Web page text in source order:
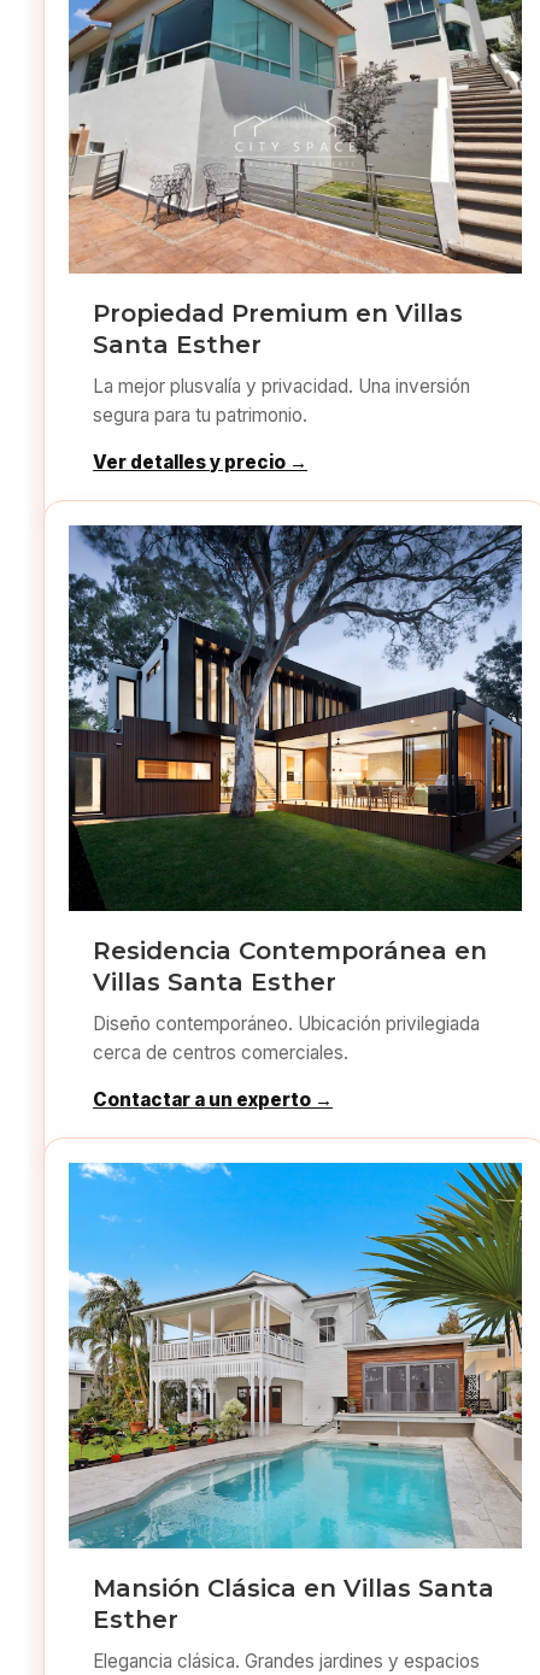
Propiedad Premium en Villas
Santa Esther
La mejor plusvalía y privacidad. Una inversión
segura para tu patrimonio.
Ver detalles y precio →
Residencia Contemporánea en
Villas Santa Esther
Diseño contemporáneo. Ubicación privilegiada
cerca de centros comerciales.
Contactar a un experto →
Mansión Clásica en Villas Santa
Esther
Elegancia clásica. Grandes jardines y espacios